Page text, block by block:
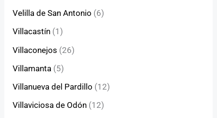
Velilla de San Antonio (6)
Villacastín (1)
Villaconejos (26)
Villamanta (5)
Villanueva del Pardillo (12)
Villaviciosa de Odón (12)